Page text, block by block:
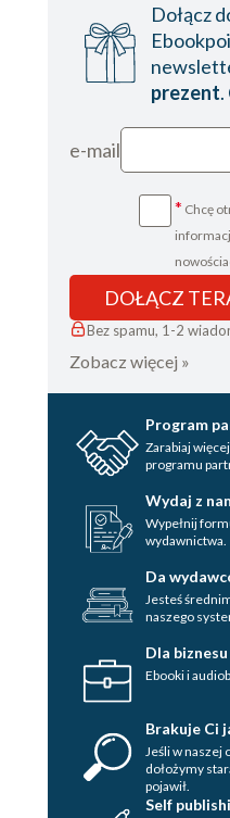
Dołącz
prezent
e-mail
* Chcę
DOŁĄCZ
Bez spamu, 1-2
Zobacz więcej »
Program
Zarabiaj
programu
Wydaj z
Wypełnij
wydawnictwa.
Da
Jesteś
naszego
Dla biznesu
Ebooki i
Brakuje Ci
Jeśli w naszej
dołożymy
pojawił.
Self